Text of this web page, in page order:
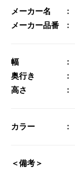
メーカー名
メーカー品番
幅
奥行き
高さ
カラー
＜備考＞